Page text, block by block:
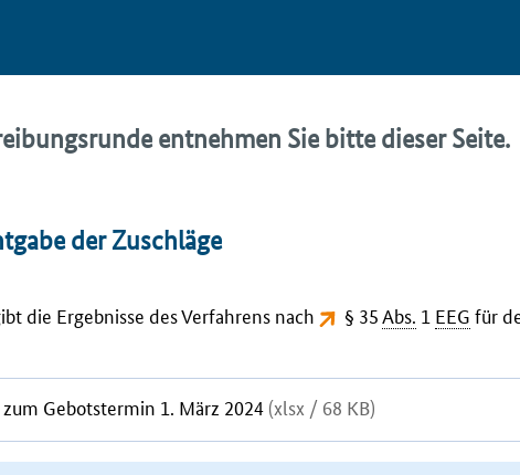
entnehmen Sie bitte dieser Seite.
der Zuschläge
die Ergebnisse des Verfahrens nach § 35 Abs. 1 EEG für
Gebotstermin 1. März 2024 (xlsx / 68 KB)